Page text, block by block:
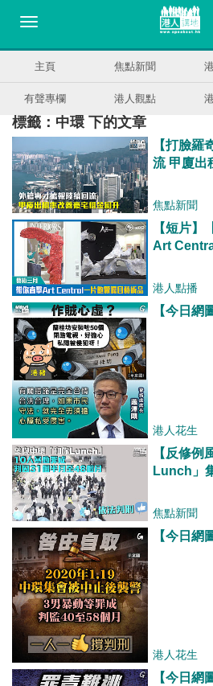
主頁 焦點新聞
有聲專欄 港人觀點
標籤：中環 下的文章
【打臉羅
流 甲廈出
焦點新聞
【短片】
Art
港人點播
【今日網
港人花生
【反修例
Lunch」
焦點新聞
【今日網
港人花生
【今日網